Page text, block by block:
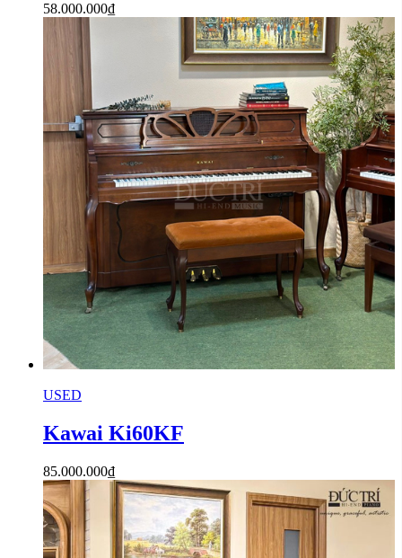
58.000.000₫
USED
Kawai Ki60KF
85.000.000₫